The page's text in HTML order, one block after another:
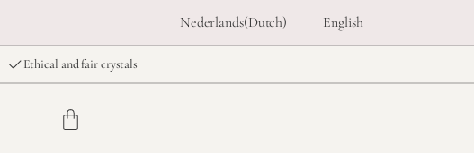
Nederlands(Dutch) English
Ethical and fair crystals